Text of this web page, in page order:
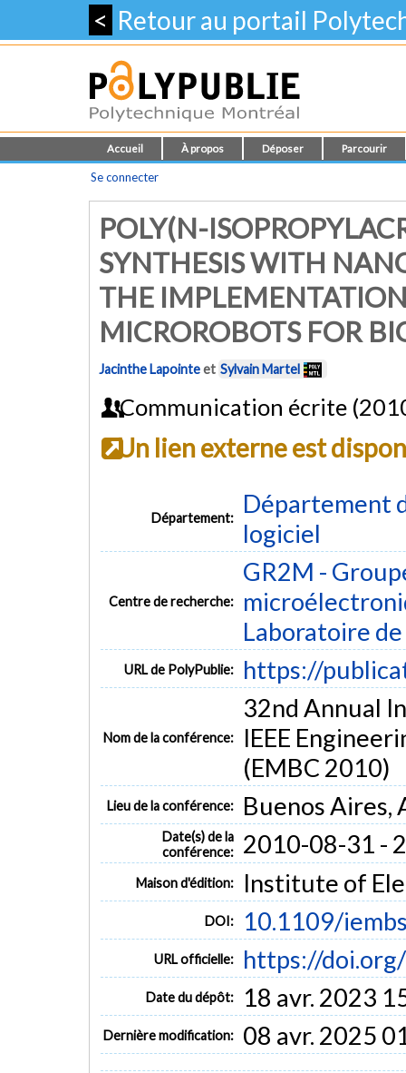
< Retour au portail
Accueil À propos Déposer Parcourir
Se connecter
POLY(N-
SYNTHESIS WITH
THE
MICROROBOTS FOR
Jacinthe Lapointeet Sylvain Martel
Communication écrite
Un lien externe est
Département:
Département
logiciel
Centre de recherche:
GR2M -
Laboratoire
URL de PolyPublie: https://
Nom de la conférence:
32nd Annual
IEEE
(EMBC 2010)
Lieu de la conférence: Buenos Aires,
Date(s) de la
conférence:
2010-08-31 -
Maison d'édition: Institute of
DOI: 10.1109/
URL officielle: https://
Date du dépôt: 18 avr. 2023
Dernière modification: 08 avr. 2025